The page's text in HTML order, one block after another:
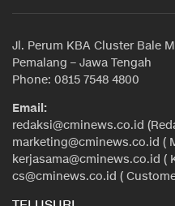
Jl. Perum KBA Cluster Bale
Pemalang – Jawa Tengah
Phone: 0815 7548 4800
Email:
redaksi@cminews.co.id
marketing@cminews.co.id (
kerjasama@cminews.co.id (
cs@cminews.co.id (